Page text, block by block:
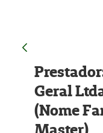
Geral
(Nome